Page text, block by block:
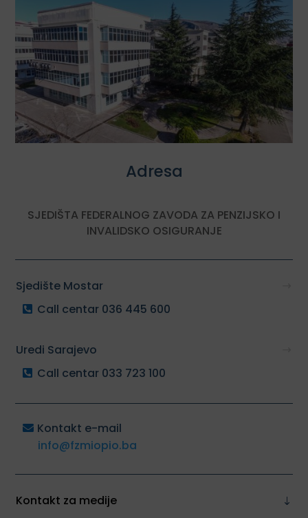
Adresa
SJEDIŠTA FEDERALNOG ZAVODA ZA PENZIJSKO I
INVALIDSKO OSIGURANJE
Sjedište Mostar
Call centar 036 445 600
Uredi Sarajevo
Call centar 033 723 100
Kontakt e-mail
info@fzmiopio.ba
Kontakt za medije